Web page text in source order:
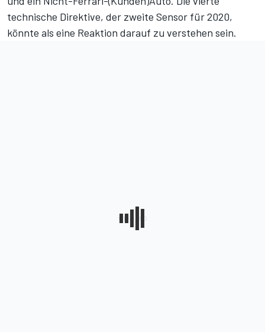
technische Direktive, der zweite Sensor für 2020,
könnte als eine Reaktion darauf zu verstehen sein.